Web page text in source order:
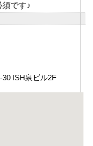
です♪
ISH泉ビル2F